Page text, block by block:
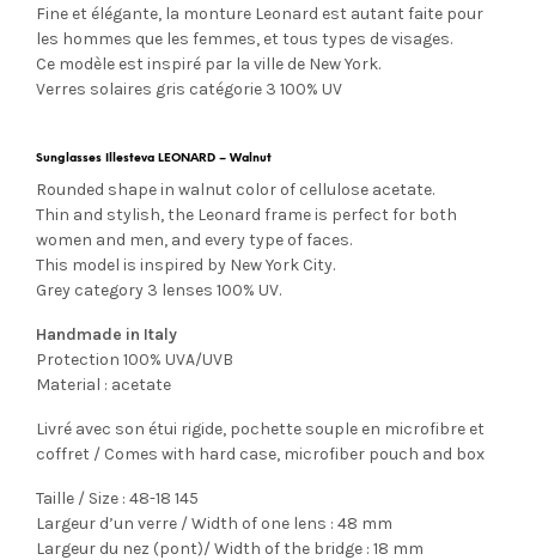
Fine et élégante, la monture Leonard est autant faite pour
les hommes que les femmes, et tous types de visages.
Ce modèle est inspiré par la ville de New York.
Verres solaires gris catégorie 3 100% UV
Sunglasses Illesteva LEONARD – Walnut
Rounded shape in walnut color of cellulose acetate.
Thin and stylish, the Leonard frame is perfect for both
women and men, and every type of faces.
This model is inspired by New York City.
Grey category 3 lenses 100% UV.
Handmade in Italy
Protection 100% UVA/UVB
Material : acetate
Livré avec son étui rigide, pochette souple en microfibre et
coffret / Comes with hard case, microfiber pouch and box
Taille / Size : 48-18 145
Largeur d’un verre / Width of one lens : 48 mm
Largeur du nez (pont)/ Width of the bridge : 18 mm